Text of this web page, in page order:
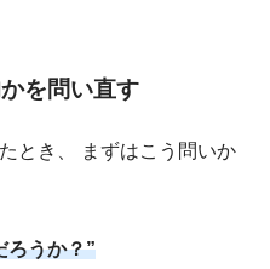
を問い直す
とき、 まずはこう問いか
ろうか？”